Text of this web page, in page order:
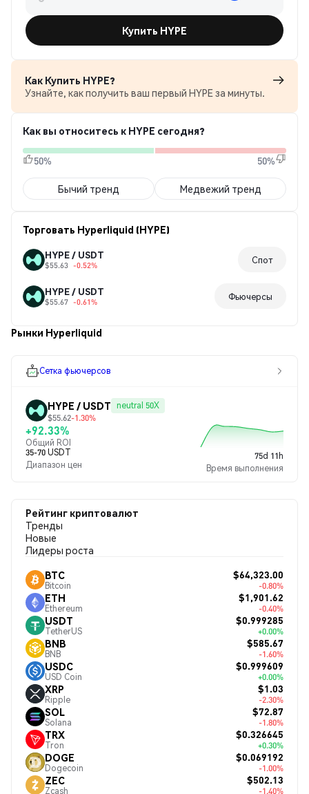
Купить HYPE
Как Купить HYPE?
Узнайте, как получить ваш первый HYPE за минуты.
Как вы относитесь к HYPE сегодня?
50% 50%
Бычий тренд Медвежий тренд
Торговать Hyperliquid (HYPE)
HYPE / USDT
$55.63 -0.52% Спот
HYPE / USDT
$55.67 -0.61% Фьючерсы
Рынки Hyperliquid
Сетка фьючерсов
HYPE / USDT neutral 50X
$55.62-1.30%
+92.33%
Общий ROI
35-70 USDT
Диапазон цен
75d 11h
Время выполнения
Рейтинг криптовалют
Тренды
Новые
Лидеры роста
BTC
Bitcoin
$64,323.00
-0.80%
ETH
Ethereum
$1,901.62
-0.40%
USDT
TetherUS
$0.999285
+0.00%
BNB
BNB
$585.67
-1.60%
USDC
USD Coin
$0.999609
+0.00%
XRP
Ripple
$1.03
-2.30%
SOL
Solana
$72.87
-1.80%
TRX
Tron
$0.326645
+0.30%
DOGE
Dogecoin
$0.069192
-1.00%
ZEC
Zcash
$502.13
-1.40%